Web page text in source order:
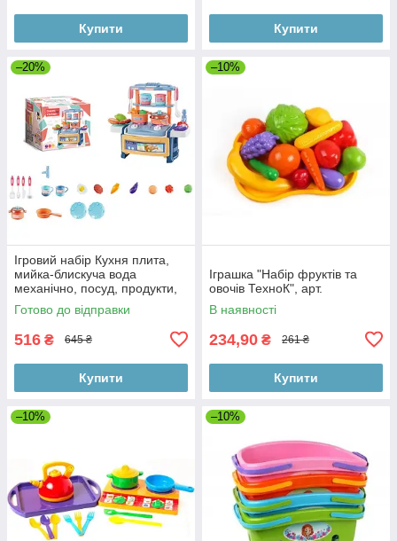
Купити Купити
–20%
Ігровий набір Кухня плита,
мийка-блискуча вода
механічно, посуд, продукти,
музика,світло,батарейки,
коробка
Готово до відправки
516 ₴ 645 ₴
Купити
–10%
Іграшка "Набір фруктів та
овочів ТехноК", арт.
В наявності
234,90 ₴ 261 ₴
Купити
–10% –10%